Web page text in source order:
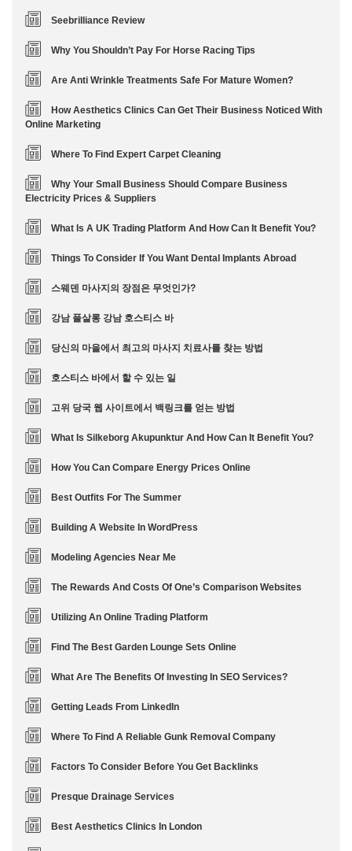
Seebrilliance Review
Why You Shouldn’t Pay For Horse Racing Tips
Are Anti Wrinkle Treatments Safe For Mature Women?
How Aesthetics Clinics Can Get Their Business Noticed With
Online Marketing
Where To Find Expert Carpet Cleaning
Why Your Small Business Should Compare Business
Electricity Prices & Suppliers
What Is A UK Trading Platform And How Can It Benefit You?
Things To Consider If You Want Dental Implants Abroad
스웨덴 마사지의 장점은 무엇인가?
강남 풀살롱 강남 호스티스 바
당신의 마을에서 최고의 마사지 치료사를 찾는 방법
호스티스 바에서 할 수 있는 일
고위 당국 웹 사이트에서 백링크를 얻는 방법
What Is Silkeborg Akupunktur And How Can It Benefit You?
How You Can Compare Energy Prices Online
Best Outfits For The Summer
Building A Website In WordPress
Modeling Agencies Near Me
The Rewards And Costs Of One’s Comparison Websites
Utilizing An Online Trading Platform
Find The Best Garden Lounge Sets Online
What Are The Benefits Of Investing In SEO Services?
Getting Leads From LinkedIn
Where To Find A Reliable Gunk Removal Company
Factors To Consider Before You Get Backlinks
Presque Drainage Services
Best Aesthetics Clinics In London